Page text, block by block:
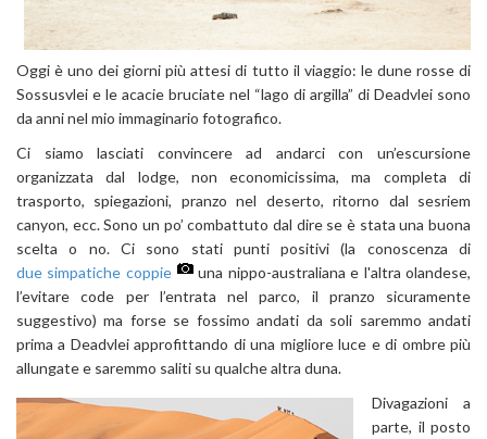
Oggi è uno dei giorni più attesi di tutto il viaggio: le dune rosse di
Sossusvlei e le acacie bruciate nel “lago di argilla” di Deadvlei sono
da anni nel mio immaginario fotografico.
Ci siamo lasciati convincere ad andarci con un’escursione
organizzata dal lodge, non economicissima, ma completa di
trasporto, spiegazioni, pranzo nel deserto, ritorno dal sesriem
canyon, ecc. Sono un po’ combattuto dal dire se è stata una buona
scelta o no. Ci sono stati punti positivi (la conoscenza di
due simpatiche coppie
una nippo-australiana e l'altra olandese,
l’evitare code per l’entrata nel parco, il pranzo sicuramente
suggestivo) ma forse se fossimo andati da soli saremmo andati
prima a Deadvlei approfittando di una migliore luce e di ombre più
allungate e saremmo saliti su qualche altra duna.
Divagazioni a
parte, il posto